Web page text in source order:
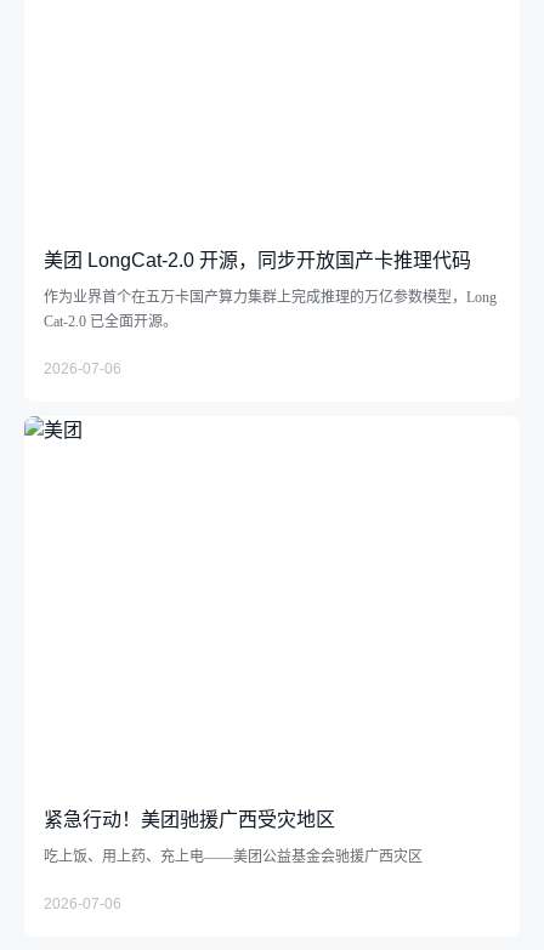
美团 LongCat-2.0 开源，同步开放国产卡推理代码
作为业界首个在五万卡国产算力集群上完成推理的万亿参数模型，Long
Cat-2.0 已全面开源。
2026-07-06
紧急行动！美团驰援广西受灾地区
吃上饭、用上药、充上电——美团公益基金会驰援广西灾区
2026-07-06